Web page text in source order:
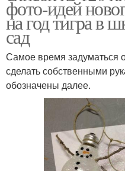
фото-идей
на год тигра в
сад
Самое время задуматься
сделать собственными
обозначены далее.